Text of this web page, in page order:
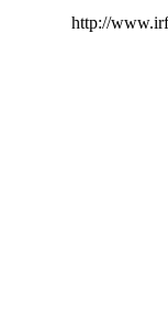
http://